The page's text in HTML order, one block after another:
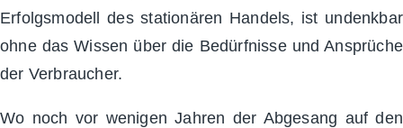
Erfolgsmodell des stationären Handels, ist undenkbar
ohne das Wissen über die Bedürfnisse und Ansprüche
der Verbraucher.
Wo noch vor wenigen Jahren der Abgesang auf den